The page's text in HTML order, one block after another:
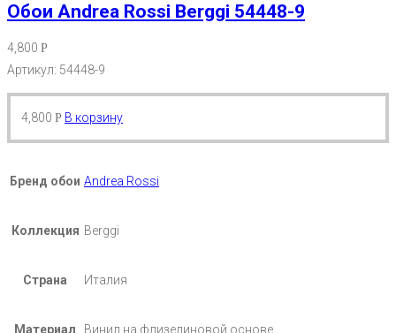
Обои Andrea Rossi Berggi 54448-9
4,800 Р
Артикул: 54448-9
4,800 Р В корзину
Бренд обои Andrea Rossi
Коллекция Berggi
Страна Италия
Материал Винил на флизелиновой основе